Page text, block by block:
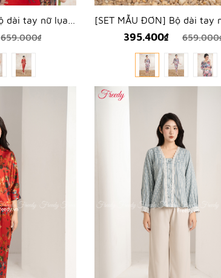
659.000₫ 395.400₫